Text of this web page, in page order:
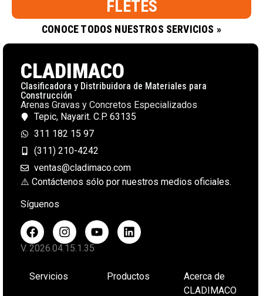
FLETES
CONOCE TODOS NUESTROS SERVICIOS »
CLADIMACO
Clasificadora y Distribuidora de Materiales para
Construcción
Arenas Gravas y Concretos Especializados
Tepic, Nayarit. C.P. 63135
311 182 15 97
(311) 210-4242
ventas@cladimaco.com
⚠️ Contáctenos sólo por nuestros medios oficiales.
Síguenos
V. 2026.04.15.1.35
Servicios Productos
Acerca de
CLADIMACO